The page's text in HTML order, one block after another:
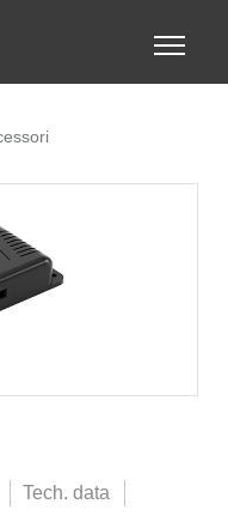
Toggle
Tech. data